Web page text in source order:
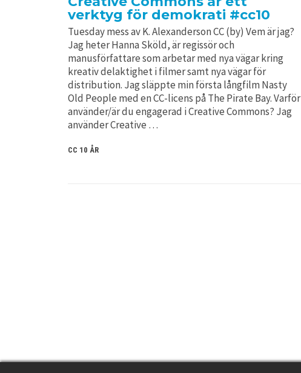
verktyg för demokrati #cc10
Tuesday mess av K. Alexanderson CC (by) Vem är jag?
Jag heter Hanna Sköld, är regissör och
manusförfattare som arbetar med nya vägar kring
kreativ delaktighet i filmer samt nya vägar för
distribution. Jag släppte min första långfilm Nasty
Old People med en CC-licens på The Pirate Bay. Varför
använder/är du engagerad i Creative Commons? Jag
använder Creative …
CC 10 ÅR